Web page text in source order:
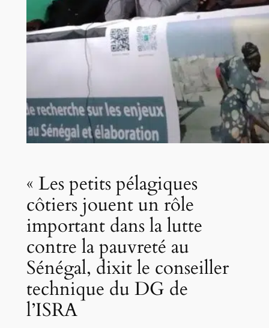
« Les petits pélagiques
côtiers jouent un rôle
important dans la lutte
contre la pauvreté au
Sénégal, dixit le conseiller
technique du DG de
l’ISRA